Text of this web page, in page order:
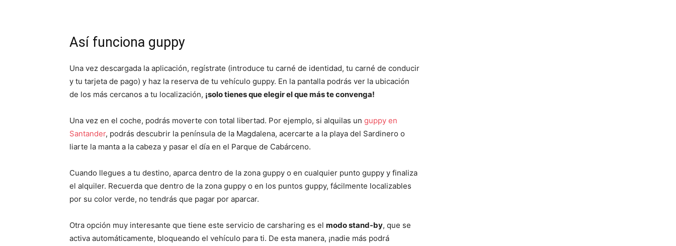
Así funciona guppy
Una vez descargada la aplicación, regístrate (introduce tu carné de identidad, tu carné de conducir
y tu tarjeta de pago) y haz la reserva de tu vehículo guppy. En la pantalla podrás ver la ubicación
de los más cercanos a tu localización, ¡solo tienes que elegir el que más te convenga!
Una vez en el coche, podrás moverte con total libertad. Por ejemplo, si alquilas un guppy en
Santander, podrás descubrir la península de la Magdalena, acercarte a la playa del Sardinero o
liarte la manta a la cabeza y pasar el día en el Parque de Cabárceno.
Cuando llegues a tu destino, aparca dentro de la zona guppy o en cualquier punto guppy y finaliza
el alquiler. Recuerda que dentro de la zona guppy o en los puntos guppy, fácilmente localizables
por su color verde, no tendrás que pagar por aparcar.
Otra opción muy interesante que tiene este servicio de carsharing es el modo stand-by, que se
activa automáticamente, bloqueando el vehículo para ti. De esta manera, ¡nadie más podrá